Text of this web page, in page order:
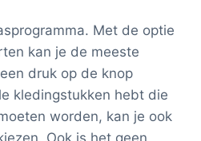
Met de optie
kan je de meeste
druk op de knop
kledingstukken hebt die
worden, kan je ook